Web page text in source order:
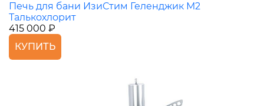
Печь для бани ИзиСтим Геленджик М2
Талькохлорит
415 000 ₽
КУПИТЬ